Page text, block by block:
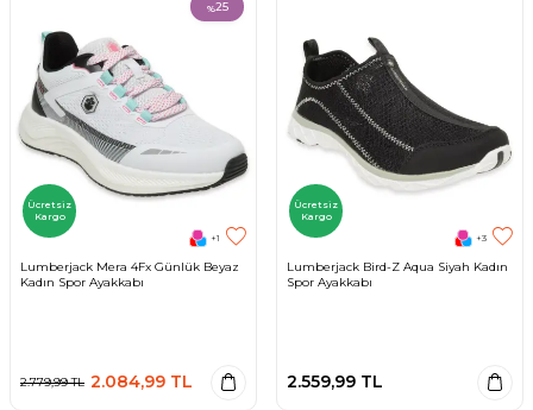
%25
Ücretsiz
Kargo
+1
Lumberjack Mera 4Fx Günlük Beyaz
Kadın Spor Ayakkabı
2.779,99TL 2.084,99 TL
Ücretsiz
Kargo
+3
Lumberjack Bird-Z Aqua Siyah Kadın
Spor Ayakkabı
2.559,99 TL